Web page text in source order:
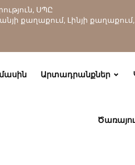
ՍՊԸ
քաղաքում, Լինյի քաղաքում,
Արտադրանքներ